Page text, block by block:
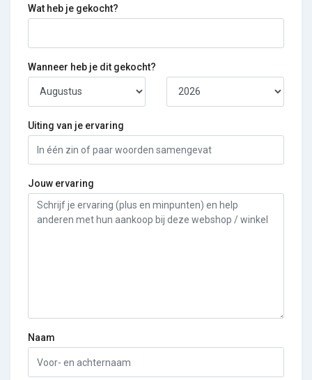
Wat heb je gekocht?
Wanneer heb je dit gekocht?
Uiting van je ervaring
Jouw ervaring
Naam